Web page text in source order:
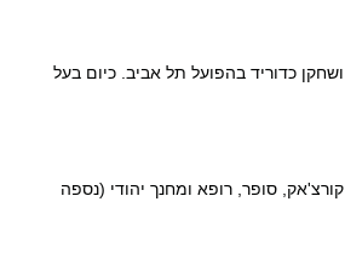
ושחקן כדוריד בהפועל תל אביב. כיום בעל
יאנוש קורצ'אק, סופר, רופא ומחנך יהודי (נספה